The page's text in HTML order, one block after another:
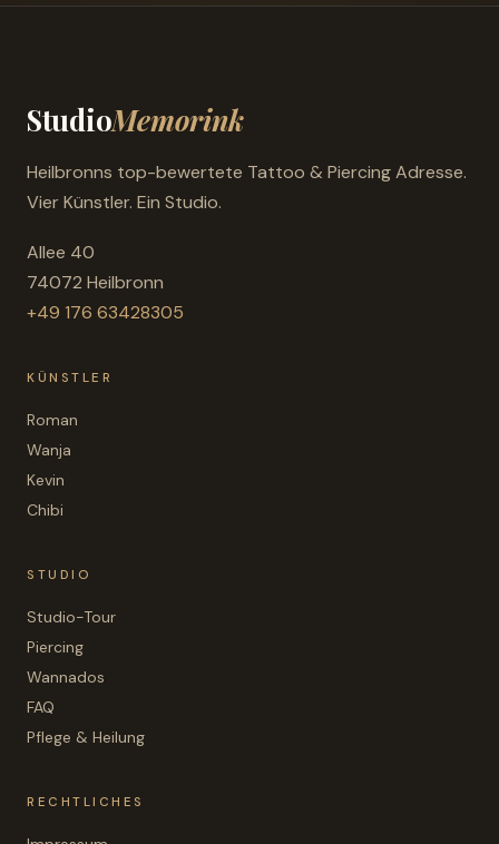
StudioMemorink
Heilbronns top-bewertete Tattoo & Piercing Adresse.
Vier Künstler. Ein Studio.
Allee 40
74072 Heilbronn
+49 176 63428305
KÜNSTLER
Roman
Wanja
Kevin
Chibi
STUDIO
Studio-Tour
Piercing
Wannados
FAQ
Pflege & Heilung
RECHTLICHES